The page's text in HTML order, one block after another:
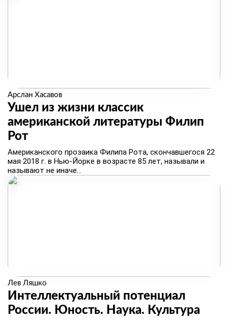
Арслан Хасавов
Ушел из жизни классик
американской литературы Филип
Рот
Американского прозаика Филипа Рота, скончавшегося 22
мая 2018 г. в Нью-Йорке в возрасте 85 лет, называли и
называют не иначе...
Лев Ляшко
​Интеллектуальный потенциал
России. Юность. Наука. Культура